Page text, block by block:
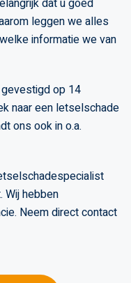
dat u goed
leggen we alles
informatie we van
op 14
naar een letselschade
ons ook in o.a.
Wij hebben
Neem direct contact